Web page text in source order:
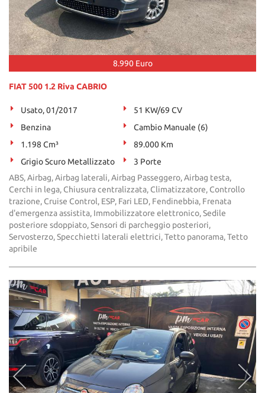
8.990 Euro
FIAT 500 1.2 Riva CABRIO
Usato, 01/2017
51 KW/69 CV
Benzina
Cambio Manuale (6)
1.198 Cm³
89.000 Km
Grigio Scuro Metallizzato
3 Porte
ABS, Airbag, Airbag laterali, Airbag Passeggero, Airbag testa,
Cerchi in lega, Chiusura centralizzata, Climatizzatore, Controllo
trazione, Cruise Control, ESP, Fari LED, Fendinebbia, Frenata
d'emergenza assistita, Immobilizzatore elettronico, Sedile
posteriore sdoppiato, Sensori di parcheggio posteriori,
Servosterzo, Specchietti laterali elettrici, Tetto panorama, Tetto
apribile